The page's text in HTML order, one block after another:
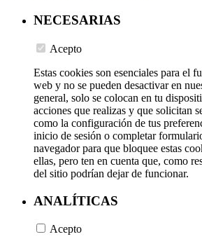
NECESARIAS
Acepto
Estas cookies son esenciales para el
web y no se pueden desactivar en
general, solo se colocan en tu
acciones que realizas y que solicitan
como la configuración de tus
inicio de sesión o completar
navegador para que bloquee estas
ellas, pero ten en cuenta que, como
del sitio podrían dejar de funcionar.
ANALÍTICAS
Acepto